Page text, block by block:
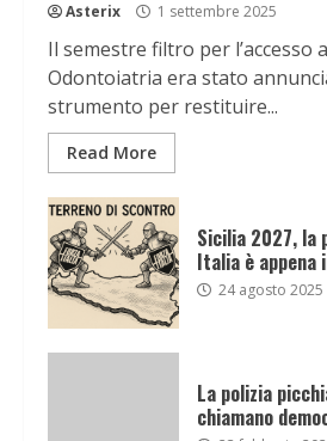
Asterix 1 settembre 2025
Il semestre filtro per l’accesso
Odontoiatria era stato
strumento per restituire...
Read More
Sicilia 2027, la
Italia è appena
24 agosto 2025
La polizia
chiamano